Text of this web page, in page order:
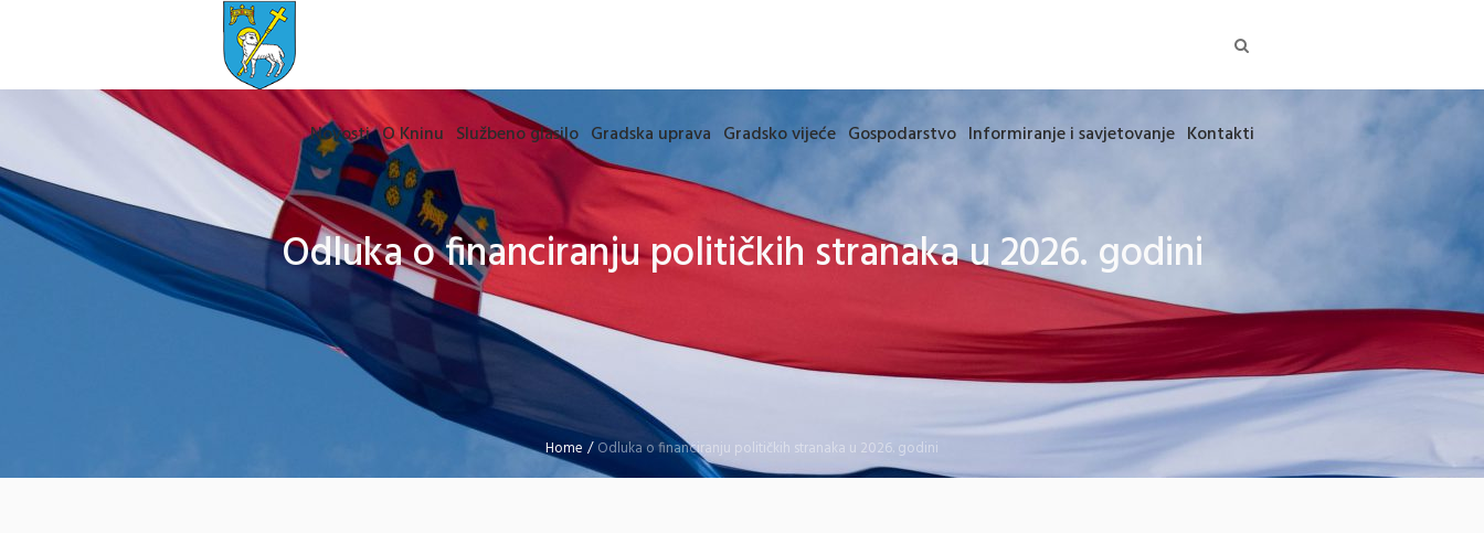
Novosti O Kninu Službeno glasilo Gradska uprava Gradsko vijeće Gospodarstvo Informiranje i savjetovanje Kontakti
Odluka o financiranju političkih stranaka u 2026. godini
Home /Odluka o financiranju političkih stranaka u 2026. godini